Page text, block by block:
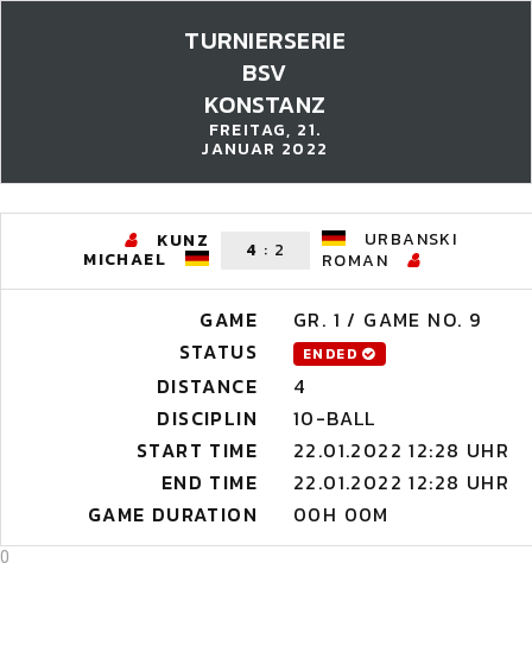
TURNIERSERIE
BSV
KONSTANZ
FREITAG, 21.
JANUAR 2022
KUNZ
MICHAEL 4 : 2
URBANSKI
ROMAN
GAME
GR. 1 / GAME NO. 9
STATUS
ENDED
DISTANCE
4
DISCIPLIN
10-BALL
START TIME
22.01.2022 12:28 UHR
END TIME
22.01.2022 12:28 UHR
GAME DURATION
00H 00M
0